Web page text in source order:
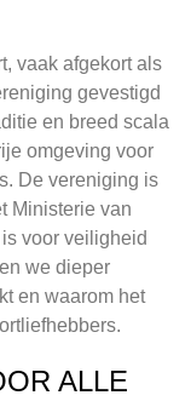
vaak afgekort als
gevestigd
en breed scala
omgeving voor
De vereniging is
Ministerie van
voor veiligheid
we dieper
en waarom het
ALLE